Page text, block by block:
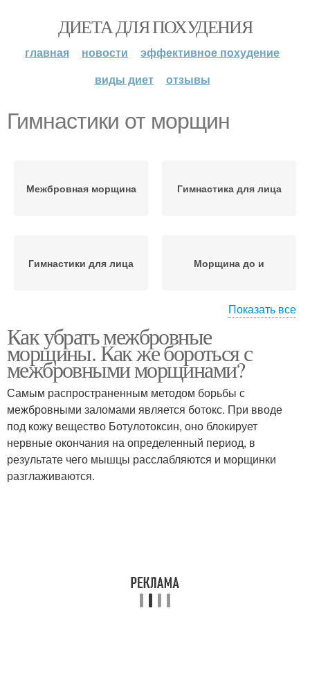
ДИЕТА ДЛЯ ПОХУДЕНИЯ
главная новости
эффективное похудение
виды диет
отзывы
Гимнастики от морщин
Межбровная морщина Гимнастика для лица
Гимнастики для лица Морщина до и
Морщины между
бровей
против морщин
Показать все
Как убрать межбровные
морщины. Как же бороться с
межбровными морщинами?
Самым распространенным методом борьбы с
межбровными заломами является ботокс. При вводе
под кожу вещество Ботулотоксин, оно блокирует
нервные окончания на определенный период, в
результате чего мышцы расслабляются и морщинки
разглаживаются.